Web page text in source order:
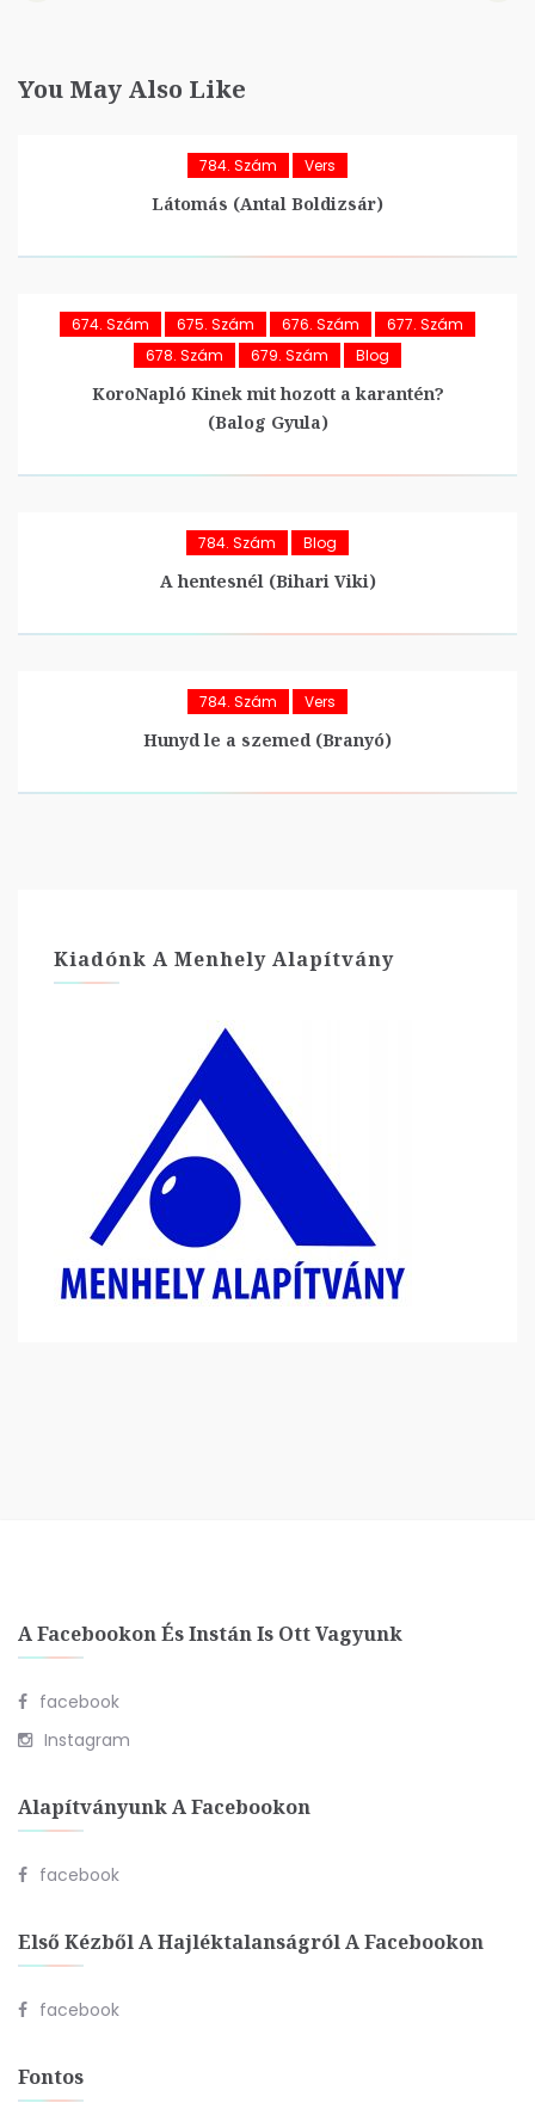
You May Also Like
784. Szám Vers
Látomás (Antal Boldizsár)
674. Szám 675. Szám 676. Szám
677. Szám
678. Szám
679. Szám Blog
KoroNapló Kinek mit hozott a karantén?
(Balog Gyula)
784. Szám Blog
A hentesnél (Bihari Viki)
784. Szám Vers
Hunyd le a szemed (Branyó)
Kiadónk A Menhely Alapítvány
A Facebookon És Instán Is Ott Vagyunk
facebook
Instagram
Alapítványunk A Facebookon
facebook
Első Kézből A Hajléktalanságról A Facebookon
facebook
Fontos